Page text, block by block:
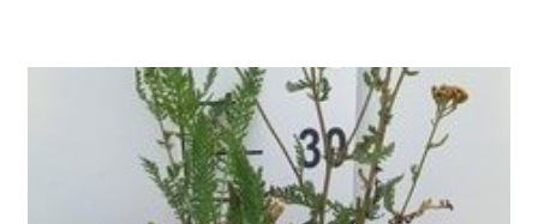
The
options
may
be
chosen